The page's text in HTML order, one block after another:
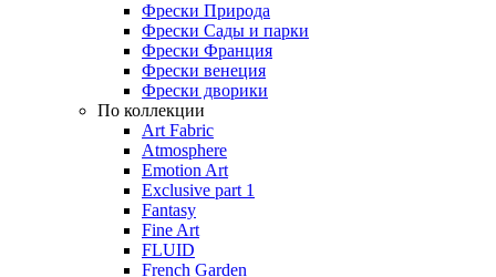
Фрески Природа
Фрески Сады и парки
Фрески Франция
Фрески венеция
Фрески дворики
По коллекции
Art Fabric
Atmosphere
Emotion Art
Exclusive part 1
Fantasy
Fine Art
FLUID
French Garden